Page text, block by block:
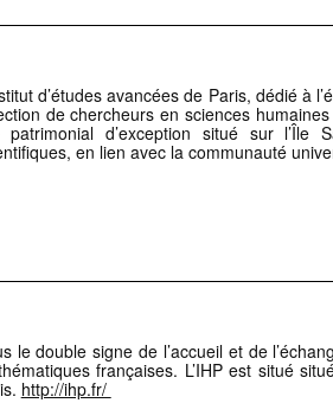
d’études avancées de Paris, dédié à
de chercheurs en sciences
patrimonial d’exception situé sur l’Île
en lien avec la communauté
le double signe de l’accueil et de
françaises. L’IHP est situé
http://ihp.fr/